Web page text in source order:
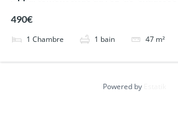
490€
1 Chambre 1 bain 47 m²
Powered by